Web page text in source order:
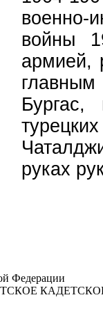
военно-
войны
армией,
руках
Федерации